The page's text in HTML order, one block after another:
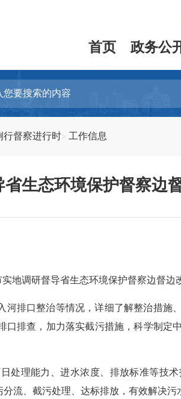
首页 政务公
行督察进行时 工作信息
生态环境保护督察边
地调研督导省生态环境保护督察边督边
排口整治等情况，详细了解整治措施
排查，加力落实截污措施，科学制定
处理能力、进水浓度、排放标准等技
流、截污处理、达标排放，有效解决污